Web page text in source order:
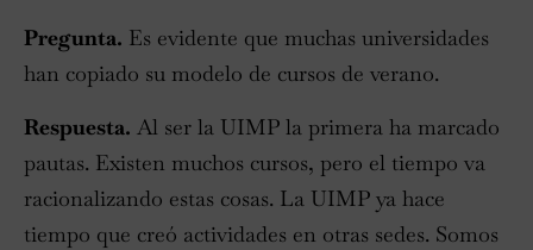
Pregunta. Es evidente que muchas universidades
han copiado su modelo de cursos de verano.
Respuesta. Al ser la UIMP la primera ha marcado
pautas. Existen muchos cursos, pero el tiempo va
racionalizando estas cosas. La UIMP ya hace
tiempo que creó actividades en otras sedes. Somos